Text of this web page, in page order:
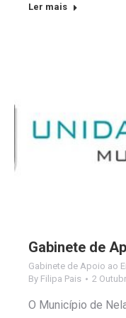
Ler mais
Gabinete de
Gabinete de Apoio ao
By Filipa Pais 2
O Município de